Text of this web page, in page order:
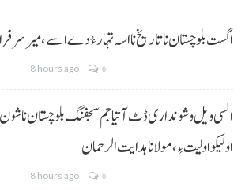
8 اگست بلوچستان نا تاریخ نا اسہ تہار ءُ دے اسے،
8 hours ago 0
السی ویل و شونداری ڈٹ آتیا جم سجفنگ بلوچستان نا شون
اولیکو اولیت ءِ،مولانا ہدایت الرحمان
8 hours ago 0